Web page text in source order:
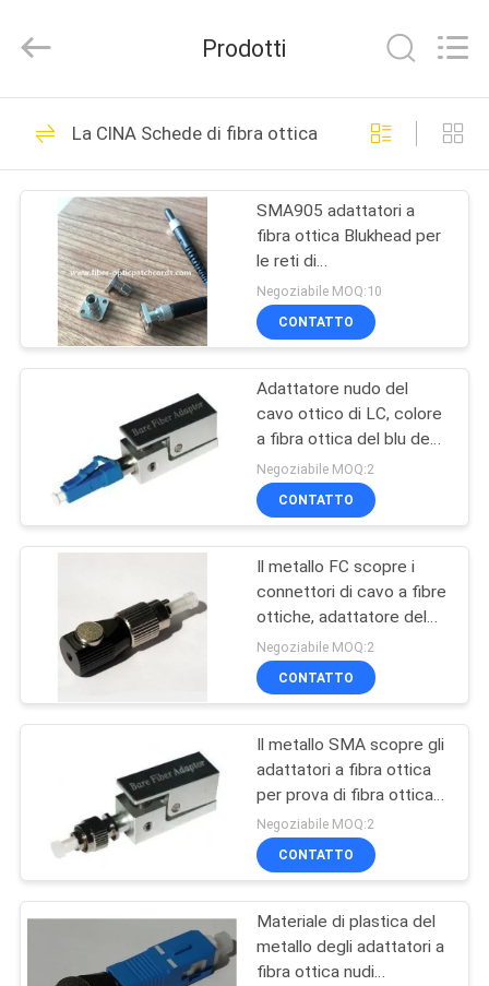
CASA
PRODOTTI
CIRCA
GIRO
FABBRICA
CONTROLLO
DI
CONTATTICI
NOTIZIE
RICHIEDA
UNA
CITAZIONE
Blueto
Electronics&Communication
All
Reserved.
Cavo di zona a fibra
ottica
163
modulo ottico del
ricetrasmettitore
113
circuito integrato
50
In fibra ottica
Prodotti
La CINA Schede di fibra ottica
SMA905 adattatori a
fibra ottica Blukhead per
le reti di
telecomunicazione
Negoziabile MOQ:10
CONTATTO
Adattatore nudo del
cavo ottico di LC, colore
a fibra ottica del blu degli
adattatori del connettore
Negoziabile MOQ:2
CONTATTO
Il metallo FC scopre i
connettori di cavo a fibre
ottiche, adattatore del
cavo ottico
Negoziabile MOQ:2
CONTATTO
Il metallo SMA scopre gli
adattatori a fibra ottica
per prova di fibra ottica
della data
Negoziabile MOQ:2
CONTATTO
Materiale di plastica del
metallo degli adattatori a
fibra ottica nudi